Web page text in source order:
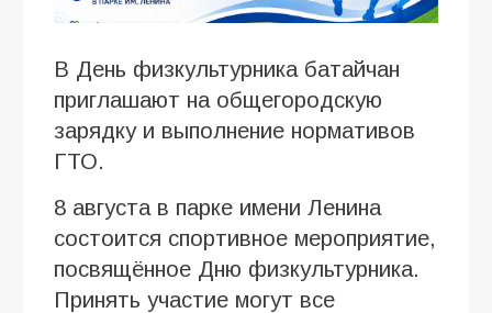
В День физкультурника батайчан
приглашают на общегородскую
зарядку и выполнение нормативов
ГТО.
8 августа в парке имени Ленина
состоится спортивное мероприятие,
посвящённое Дню физкультурника.
Принять участие могут все